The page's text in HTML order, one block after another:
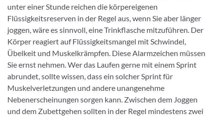
unter einer Stunde reichen die körpereigenen
Flüssigkeitsreserven in der Regel aus, wenn Sie aber länger
joggen, wäre es sinnvoll, eine Trinkflasche mitzuführen. Der
Körper reagiert auf Flüssigkeitsmangel mit Schwindel,
Übelkeit und Muskelkrämpfen. Diese Alarmzeichen müssen
Sie ernst nehmen. Wer das Laufen gerne mit einem Sprint
abrundet, sollte wissen, dass ein solcher Sprint für
Muskelverletzungen und andere unangenehme
Nebenerscheinungen sorgen kann. Zwischen dem Joggen
und dem Zubettgehen sollten in der Regel mindestens zwei